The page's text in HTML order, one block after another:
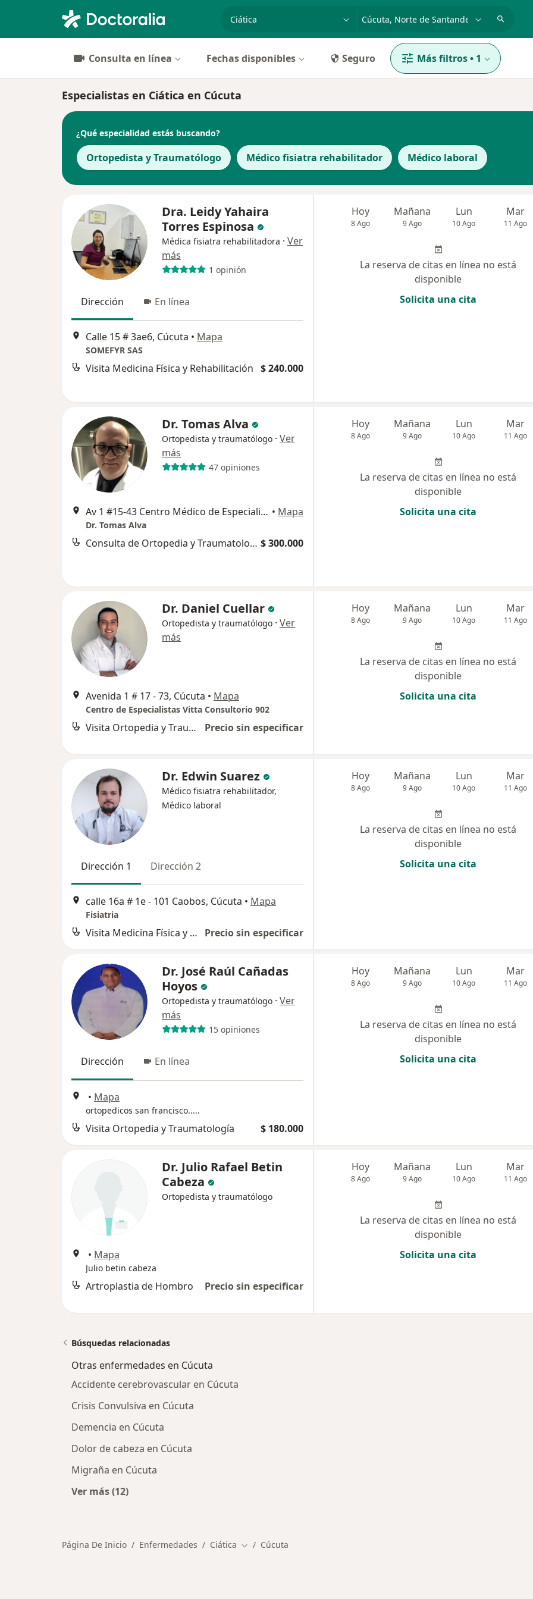
especialidad, enfermedad o nombrep. ej. Bogotá
Consulta en línea Fechas disponibles Seguro Más filtros• 1
Especialistas en Ciática en Cúcuta
¿Qué especialidad estás buscando?
Ortopedista y Traumatólogo Médico fisiatra rehabilitador Médico laboral
Dra. Leidy Yahaira
Torres Espinosa
Médica fisiatra rehabilitadora · Ver
más
1 opinión
Dirección En línea
Calle 15 # 3ae6, Cúcuta • Mapa
SOMEFYR SAS
Visita Medicina Física y Rehabilitación $ 240.000
Hoy
8 Ago
Mañana
9 Ago
Lun
10 Ago
Mar
11 Ago
La reserva de citas en línea no está
disponible
Solicita una cita
Dr. Tomas Alva
Ortopedista y traumatólogo · Ver
más
47 opiniones
Av 1 #15-43 Centro Médico de Especialistas Jericó, Barrio La Playa Consultorio 703, Cúcuta • Mapa
Dr. Tomas Alva
Consulta de Ortopedia y Traumatología $ 300.000
Hoy
8 Ago
Mañana
9 Ago
Lun
10 Ago
Mar
11 Ago
La reserva de citas en línea no está
disponible
Solicita una cita
Dr. Daniel Cuellar
Ortopedista y traumatólogo · Ver
más
Avenida 1 # 17 - 73, Cúcuta • Mapa
Centro de Especialistas Vitta Consultorio 902
Visita Ortopedia y Traumatología Precio sin especificar
Hoy
8 Ago
Mañana
9 Ago
Lun
10 Ago
Mar
11 Ago
La reserva de citas en línea no está
disponible
Solicita una cita
Dr. Edwin Suarez
Médico fisiatra rehabilitador,
Médico laboral
Dirección 1 Dirección 2
calle 16a # 1e - 101 Caobos, Cúcuta • Mapa
Fisiatria
Visita Medicina Física y Rehabilitación Precio sin especificar
Hoy
8 Ago
Mañana
9 Ago
Lun
10 Ago
Mar
11 Ago
La reserva de citas en línea no está
disponible
Solicita una cita
Dr. José Raúl Cañadas
Hoyos
Ortopedista y traumatólogo · Ver
más
15 opiniones
Dirección En línea
• Mapa
ortopedicos san francisco.....
Visita Ortopedia y Traumatología $ 180.000
Hoy
8 Ago
Mañana
9 Ago
Lun
10 Ago
Mar
11 Ago
La reserva de citas en línea no está
disponible
Solicita una cita
Dr. Julio Rafael Betin
Cabeza
Ortopedista y traumatólogo
• Mapa
Julio betin cabeza
Artroplastia de Hombro Precio sin especificar
Hoy
8 Ago
Mañana
9 Ago
Lun
10 Ago
Mar
11 Ago
La reserva de citas en línea no está
disponible
Solicita una cita
Búsquedas relacionadas
Otras enfermedades en Cúcuta
Accidente cerebrovascular en Cúcuta
Crisis Convulsiva en Cúcuta
Demencia en Cúcuta
Dolor de cabeza en Cúcuta
Migraña en Cúcuta
Ver más (12)
Página De Inicio Enfermedades Ciática Cambiar de ciudad
Cúcuta